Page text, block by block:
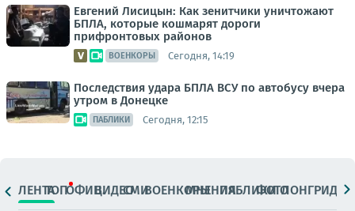
Евгений Лисицын: Как зенитчики уничтожают
БПЛА, которые кошмарят дороги
прифронтовых районов
ВОЕНКОРЫ Сегодня, 14:19
Последствия удара БПЛА ВСУ по автобусу вчера
утром в Донецке
ПАБЛИКИ Сегодня, 12:15
ЛЕНТАТОПОФИЦ.ВИДЕОСМИВОЕНКОРЫМНЕНИЯПАБЛИКИ
ФОТОЛОНГРИДЫ